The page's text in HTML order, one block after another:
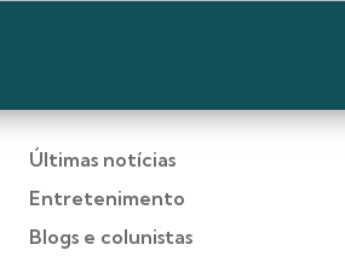
Últimas notícias
Entretenimento
Blogs e colunistas